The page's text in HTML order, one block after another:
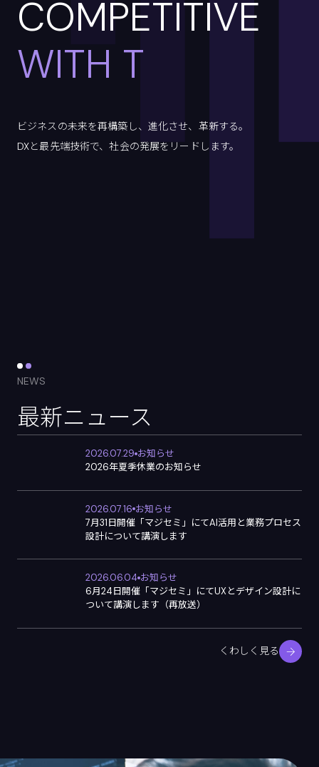
COMPETITIVE
WIT
ビジネスの未来を再構築し、進化させ、革新する。
DXと最先端技術で、社会の発展をリードします。
NEWS
最新ニュース
2026.07.29 お知らせ
2026年夏季休業のお知らせ
2026.07.16 お知らせ
7月31日開催「マジセミ」にてAI活用と業務プロセス
設計について講演します
2026.06.04 お知らせ
6月24日開催「マジセミ」にてUXとデザイン設計に
ついて講演します（再放送）
くわしく見る